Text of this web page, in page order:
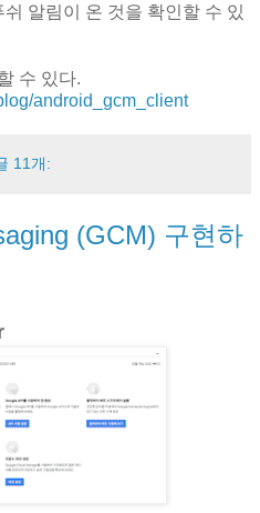
알림이 온 것을 확인할 수 있
수 있다.
android_gcm_client
11개:
(GCM) 구현하